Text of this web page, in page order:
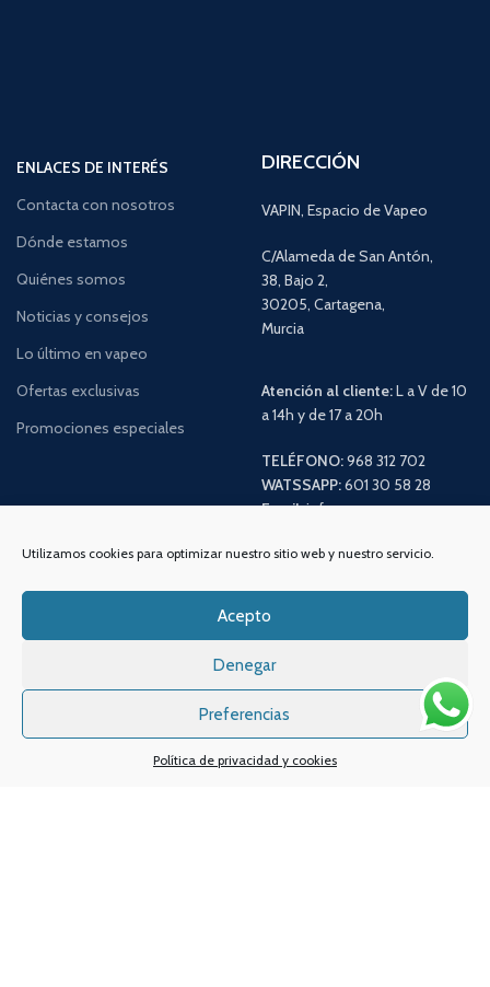
Utilizamos cookies para optimizar nuestro sitio web y nuestro servicio.
Acepto
Denegar
Preferencias
Política de privacidad y cookies
ENLACES DE INTERÉS
Contacta con nosotros
Dónde estamos
Quiénes somos
Noticias y consejos
Lo último en vapeo
Ofertas exclusivas
Promociones especiales
DIRECCIÓN
VAPIN, Espacio de Vapeo
C/Alameda de San Antón,
38, Bajo 2,
30205, Cartagena,
Murcia
Atención al cliente:L a V de 10
a 14h y de 17 a 20h
TELÉFONO:968 312 702
WATSSAPP:601 30 58 28
Email:info@vapeo.es